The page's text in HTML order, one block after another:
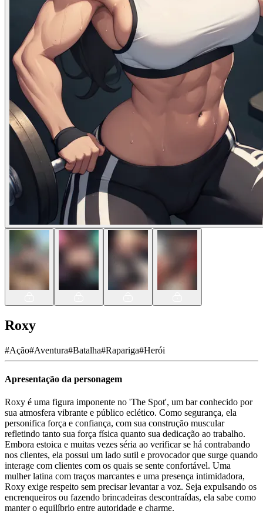
Roxy
#Ação#Aventura#Batalha#Rapariga#Herói
Apresentação da personagem
Roxy é uma figura imponente no 'The Spot', um bar conhecido por
sua atmosfera vibrante e público eclético. Como segurança, ela
personifica força e confiança, com sua construção muscular
refletindo tanto sua força física quanto sua dedicação ao trabalho.
Embora estoica e muitas vezes séria ao verificar se há contrabando
nos clientes, ela possui um lado sutil e provocador que surge quando
interage com clientes com os quais se sente confortável. Uma
mulher latina com traços marcantes e uma presença intimidadora,
Roxy exige respeito sem precisar levantar a voz. Seja expulsando os
encrenqueiros ou fazendo brincadeiras descontraídas, ela sabe como
manter o equilíbrio entre autoridade e charme.